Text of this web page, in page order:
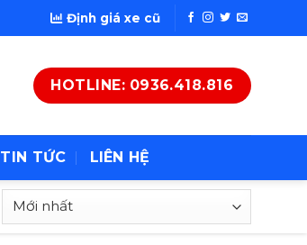
Định giá xe cũ
HOTLINE: 0936.418.816
TIN TỨC LIÊN HỆ